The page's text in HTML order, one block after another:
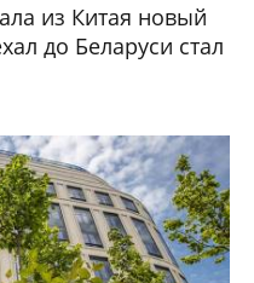
из Китая новый
до Беларуси стал